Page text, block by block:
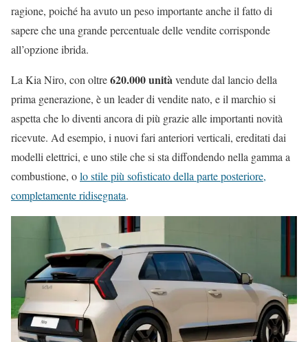
ragione, poiché ha avuto un peso importante anche il fatto di
sapere che una grande percentuale delle vendite corrisponde
all’opzione ibrida.
La Kia Niro, con oltre620.000 unitàvendute dal lancio della
prima generazione, è un leader di vendite nato, e il marchio si
aspetta che lo diventi ancora di più grazie alle importanti novità
ricevute. Ad esempio, i nuovi fari anteriori verticali, ereditati dai
modelli elettrici, e uno stile che si sta diffondendo nella gamma a
combustione, olo stile più sofisticato della parte posteriore,
completamente ridisegnata.